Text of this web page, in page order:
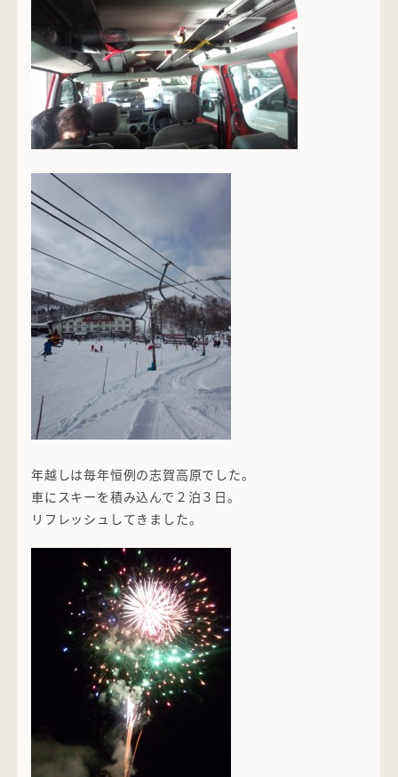
年越しは毎年恒例の志賀高原でした。
車にスキーを積み込んで２泊３日。
リフレッシュしてきました。